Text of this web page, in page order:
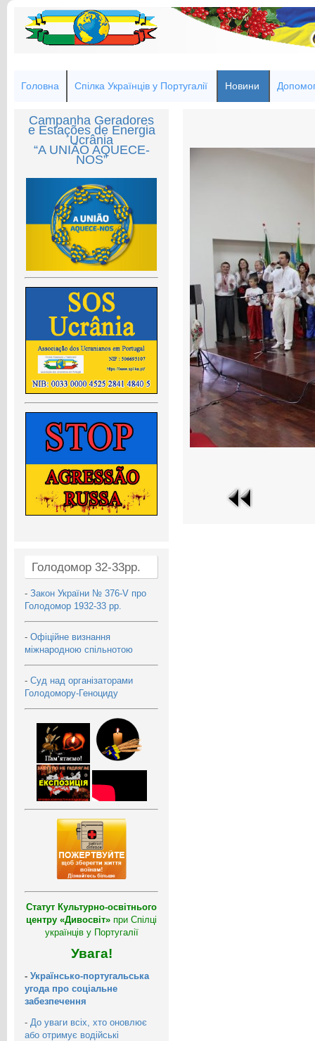
Головна Спілка Українців у Португалії Новини
Campanha Geradores
e Estações de Energia
Ucrânia
“A UNIÃO AQUECE-
NOS”
Голодомор 32-33рр.
- Закон України № 376-V про
Голодомор 1932-33 рр.
- Офіційне визнання
міжнародною спільнотою
- Суд над організаторами
Голодомору-Геноциду
Статут Культурно-освітнього
центру «Дивосвіт» при Спілці
українців у Португалії
Увага!
- Українсько-португальська
угода про соціальне
забезпечення
- До уваги всіх, хто оновлює
або отримує водійські